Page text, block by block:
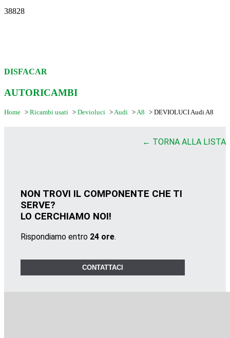
38828
DISFACAR
AUTORICAMBI
Home > Ricambi usati > Devioluci >Audi >A8 > DEVIOLUCI Audi A8
← TORNA ALLA LISTA
NON TROVI IL COMPONENTE CHE TI
SERVE?
LO CERCHIAMO NOI!
Rispondiamo entro 24 ore.
CONTATTACI